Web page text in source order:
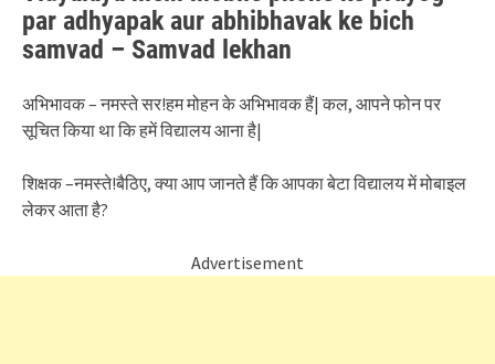
par adhyapak aur abhibhavak ke bich
samvad – Samvad lekhan
अभिभावक – नमस्ते सर!हम मोहन के अभिभावक हैं| कल, आपने फोन पर
सूचित किया था कि हमें विद्यालय आना है|
शिक्षक –नमस्ते!बैठिए, क्या आप जानते हैं कि आपका बेटा विद्यालय में मोबाइल
लेकर आता है?
Advertisement